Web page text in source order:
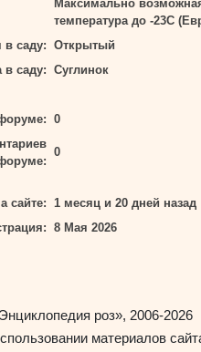
Максимально
температура до -23С
в саду:
Открытый
в саду: Суглинок
0
0
сайте:
1 месяц и 20 дней назад
8 Мая 2026
роз», 2006-2026
материалов